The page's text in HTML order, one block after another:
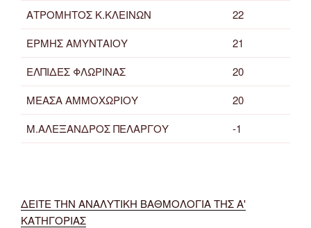
ΑΤΡΟΜΗΤΟΣ Κ.ΚΛΕΙΝΩΝ
22
ΕΡΜΗΣ ΑΜΥΝΤΑΙΟΥ
21
ΕΛΠΙΔΕΣ ΦΛΩΡΙΝΑΣ
20
ΜΕΑΣΑ ΑΜΜΟΧΩΡΙΟΥ
20
Μ.ΑΛΕΞΑΝΔΡΟΣ ΠΕΛΑΡΓΟΥ
-1
ΔΕΙΤΕ ΤΗΝ ΑΝΑΛΥΤΙΚΗ ΒΑΘΜΟΛΟΓΙΑ ΤΗΣ Α'
ΚΑΤΗΓΟΡΙΑΣ